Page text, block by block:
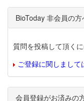
BioToday 非会員の方
質問を投稿して頂く
ご登録に関しまして
会員登録がお済みの